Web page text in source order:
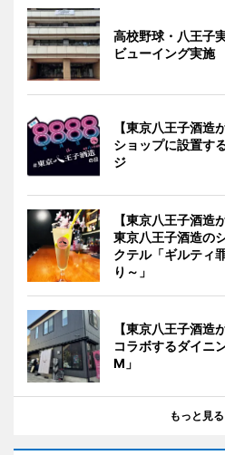
高校野球・八王子
ビューイング実
【東京八王子酒造
ショップに設置す
ジ
【東京八王子酒造
東京八王子酒造の
クテル「ギルティ
り～」
【東京八王子酒造
コラボするダイニ
M」
もっと見る